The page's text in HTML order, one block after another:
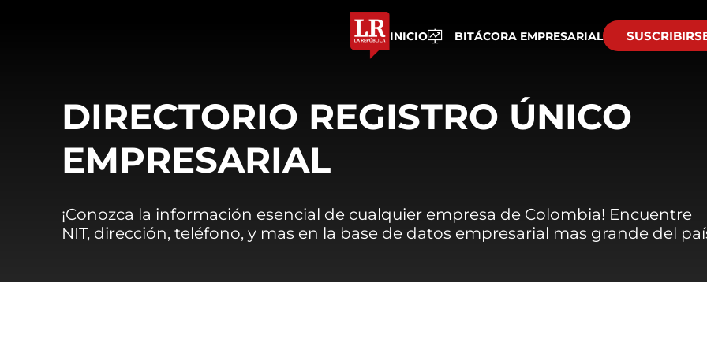
INICIO BITÁCORA EMPRESARIAL
DIRECTORIO REGISTRO ÚNICO
EMPRESARIAL
¡Conozca la información esencial de cualquier empresa de Colombia! Encuentre
NIT, dirección, teléfono, y mas en la base de datos empresarial mas grande del